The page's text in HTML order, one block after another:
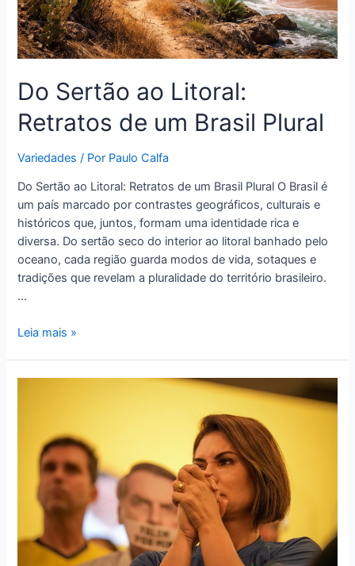
Do Sertão ao Litoral:
Retratos de um Brasil Plural
Variedades / Por Paulo Calfa
Do Sertão ao Litoral: Retratos de um Brasil Plural O Brasil é
um país marcado por contrastes geográficos, culturais e
históricos que, juntos, formam uma identidade rica e
diversa. Do sertão seco do interior ao litoral banhado pelo
oceano, cada região guarda modos de vida, sotaques e
tradições que revelam a pluralidade do território brasileiro.
…
Leia mais »